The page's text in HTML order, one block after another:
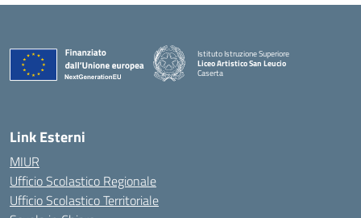
Istituto Istruzione Superiore
Liceo Artistico San Leucio
Caserta
Link Esterni
MIUR
Ufficio Scolastico Regionale
Ufficio Scolastico Territoriale